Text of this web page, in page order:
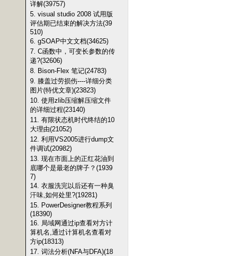
详解(39757)
5. visual studio 2008 试用版
评估期已结束的解决方法(39
510)
6. gSOAP中文文档(34625)
7. C函数中，可变长参数的传
递?(32606)
8. Bison-Flex 笔记(24783)
9. 膝盖过劳损伤----详细分类
图片(特优文章)(23823)
10. 使用zlib压缩解压缩文件
的详细过程(23140)
11. 有限状态机时代终结的10
大理由(21052)
12. 利用VS2005进行dump文
件调试(20982)
13. 现在市面上的正红花油到
底哪个是最老的牌子？(1939
7)
14. 衣服洗完以后还有一种臭
汗味,如何处里?(19281)
15. PowerDesigner教程系列
(18390)
16. 局域网通过ip查看对方计
算机名,通过计算机名查看对
方ip(18313)
17. 词法分析(NFA与DFA)(18